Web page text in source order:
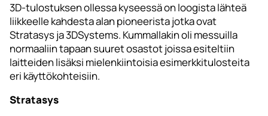
3D-tulostuksen ollessa kyseessä on loogista lähteä
liikkeelle kahdesta alan pioneerista jotka ovat
Stratasys ja 3DSystems. Kummallakin oli messuilla
normaaliin tapaan suuret osastot joissa esiteltiin
laitteiden lisäksi mielenkiintoisia esimerkkitulosteita
eri käyttökohteisiin.
Stratasys